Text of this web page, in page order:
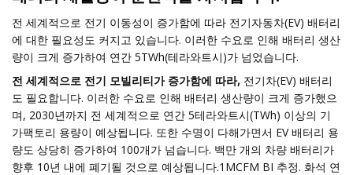
전 세계적으로 전기 이동성이 증가함에 따라 전기자동차(EV) 배터리
에 대한 필요성도 커지고 있습니다. 이러한 수요로 인해 배터리 생산
량이 크게 증가하여 연간 5TWh(테라와트시)가 넘었습니다.
전 세계적으로 전기 모빌리티가 증가함에 따라, 전기차(EV) 배터리
도 필요합니다. 이러한 수요로 인해 배터리 생산량이 크게 증가했으
며, 2030년까지 전 세계적으로 연간 5테라와트시(TWh) 이상의 기
가팩토리 용량이 예상됩니다. 또한 수명이 다해가면서 EV 배터리 용
량도 상당히 증가하여 100개가 넘습니다. 백만 개의 차량 배터리가
향후 10년 내에 폐기될 것으로 예상됩니다.1MCFM BI 추정. 화석 연